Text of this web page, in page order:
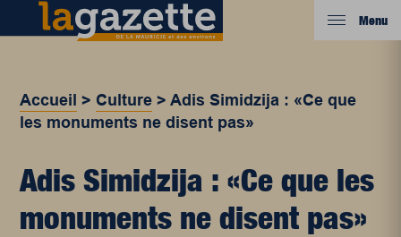
Menu
Accueil > Culture >Adis Simidzija : «Ce que
les monuments ne disent pas»
Adis Simidzija : «Ce que les
monuments ne disent pas»